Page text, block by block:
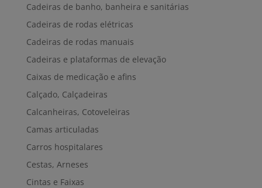
Cadeiras de banho, banheira e sanitárias
Cadeiras de rodas elétricas
Cadeiras de rodas manuais
Cadeiras e plataformas de elevação
Caixas de medicação e afins
Calçado, Calçadeiras
Calcanheiras, Cotoveleiras
Camas articuladas
Carros hospitalares
Cestas, Arneses
Cintas e Faixas